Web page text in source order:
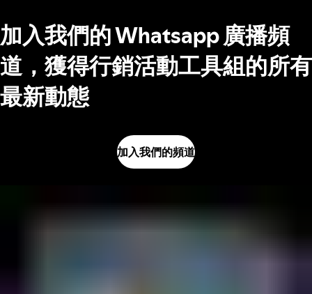
加入我們的 Whatsapp 廣播頻
道，獲得行銷活動工具組的所有
最新動態
加入我們的頻道